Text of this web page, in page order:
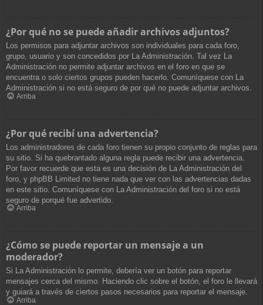
¿Por qué no se puede añadir archivos adjuntos?
Los permisos para adjuntar archivos son individuales para cada foro,
grupo, usuario y son concedidos por La Administración. Tal vez La
Administración no permite adjuntar archivos en el foro en que se
encuentra o solo ciertos grupos pueden hacerlo. Comuníquese con La
Administración si no está seguro de por qué no puede adjuntar archivos.
Arriba
¿Por qué recibí una advertencia?
Los administradores de cada foro tienen su propio conjunto de reglas para
su sitio. Si ha quebrantado alguna regla puede recibir una advertencia.
Por favor recuerde que esta es una decisión de La Administración del
foro, y phpBB Limited no tiene nada que ver con las advertencias dadas
en este sitio. Comuníquese con La Administración del foro si no está
seguro de porqué fue advertido.
Arriba
¿Cómo se puede reportar un mensaje a un
moderador?
Si La Administración lo permite, debería ver un botón para reportar
mensajes cerca del mismo. Haciendo clic sobre el botón, el foro le llevará
y guiará a través de ciertos pasos necesarios para reportar el mensaje.
Arriba